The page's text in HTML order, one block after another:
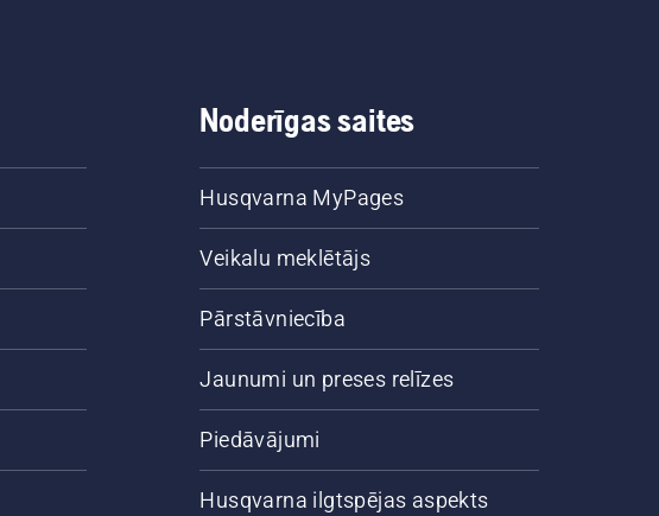
Noderīgas saites
Husqvarna MyPages
Veikalu meklētājs
Pārstāvniecība
Jaunumi un preses relīzes
Piedāvājumi
Husqvarna ilgtspējas aspekts